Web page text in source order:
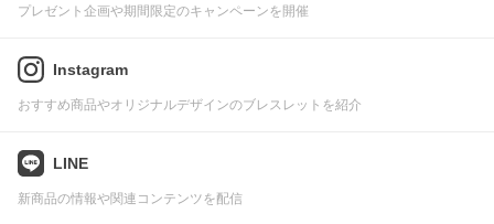
プレゼント企画や期間限定のキャンペーンを開催
Instagram
おすすめ商品やオリジナルデザインのブレスレットを紹介
LINE
新商品の情報や関連コンテンツを配信